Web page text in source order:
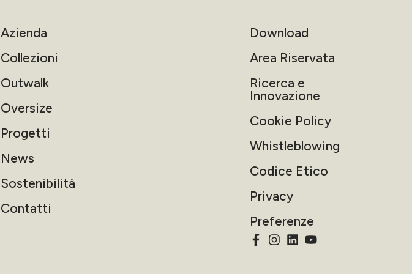
Azienda
Collezioni
Outwalk
Oversize
Progetti
News
Sostenibilità
Contatti
Download
Area Riservata
Ricerca e
Innovazione
Cookie Policy
Whistleblowing
Codice Etico
Privacy
Preferenze